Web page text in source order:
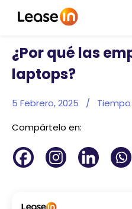
¿Por qué las
laptops?
5 Febrero, 2025 /
Compártelo en: